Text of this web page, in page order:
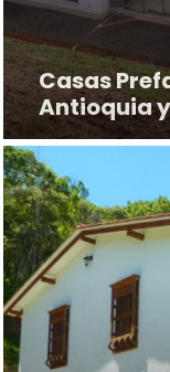
Casas
Antioquia